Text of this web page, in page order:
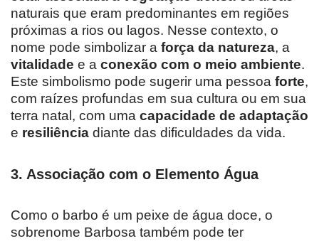
naturais que eram predominantes em regiões
próximas a rios ou lagos. Nesse contexto, o
nome pode simbolizar a força da natureza, a
vitalidade e a conexão com o meio ambiente.
Este simbolismo pode sugerir uma pessoa forte,
com raízes profundas em sua cultura ou em sua
terra natal, com uma capacidade de adaptação
e resiliência diante das dificuldades da vida.
3. Associação com o Elemento Água
Como o barbo é um peixe de água doce, o
sobrenome Barbosa também pode ter